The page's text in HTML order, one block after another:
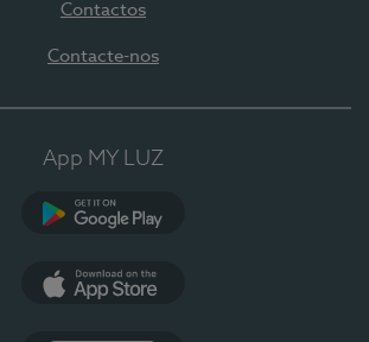
Contactos
Contacte-nos
App MY LUZ